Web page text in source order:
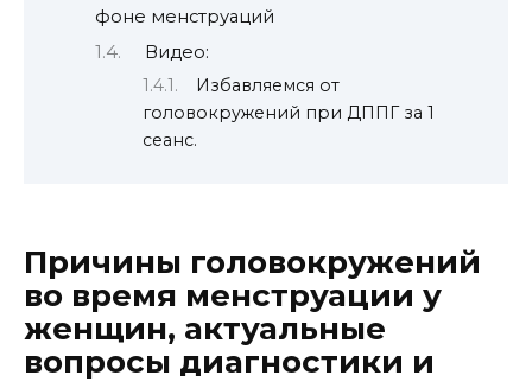
фоне менструаций
Видео:
Избавляемся от
головокружений при ДППГ за 1
сеанс.
Причины головокружений
во время менструации у
женщин, актуальные
вопросы диагностики и